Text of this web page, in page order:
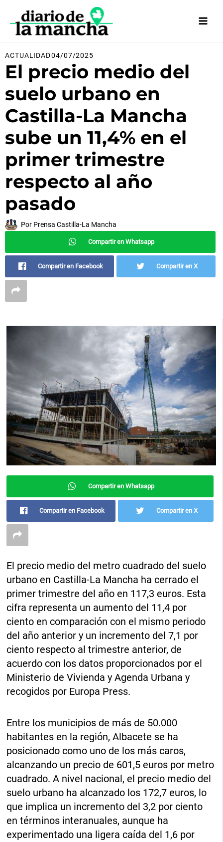
contenido
ACTUALIDAD04/07/2025
El precio medio del
suelo urbano en
Castilla-La Mancha
sube un 11,4% en el
primer trimestre
respecto al año
pasado
Por Prensa Castilla-La Mancha
Compartir en Whatsapp
Compartir en Facebook Compartir en X
Compartir en Whatsapp
Compartir en Facebook Compartir en X
El precio medio del metro cuadrado del suelo
urbano en Castilla-La Mancha ha cerrado el
primer trimestre del año en 117,3 euros. Esta
cifra representa un aumento del 11,4 por
ciento en comparación con el mismo periodo
del año anterior y un incremento del 7,1 por
ciento respecto al trimestre anterior, de
acuerdo con los datos proporcionados por el
Ministerio de Vivienda y Agenda Urbana y
recogidos por Europa Press.
Entre los municipios de más de 50.000
habitantes en la región, Albacete se ha
posicionado como uno de los más caros,
alcanzando un precio de 601,5 euros por metro
cuadrado. A nivel nacional, el precio medio del
suelo urbano ha alcanzado los 172,7 euros, lo
que implica un incremento del 3,2 por ciento
en términos interanuales, aunque ha
experimentado una ligera caída del 1,6 por